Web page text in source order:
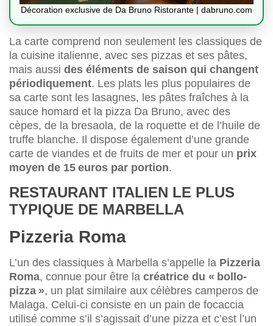
Décoration exclusive de Da Bruno Ristorante | dabruno.com
La carte comprend non seulement les classiques de
la cuisine italienne, avec ses pizzas et ses pâtes,
mais aussi des éléments de saison qui changent
périodiquement. Les plats les plus populaires de
sa carte sont les lasagnes, les pâtes fraîches à la
sauce homard et la pizza Da Bruno, avec des
cèpes, de la bresaola, de la roquette et de l’huile de
truffe blanche. Il dispose également d’une grande
carte de viandes et de fruits de mer et pour un prix
moyen de 15 euros par portion.
RESTAURANT ITALIEN LE PLUS
TYPIQUE DE MARBELLA
Pizzeria Roma
L’un des classiques à Marbella s’appelle la Pizzeria
Roma, connue pour être la créatrice du « bollo-
pizza », un plat similaire aux célèbres camperos de
Malaga. Celui-ci consiste en un pain de focaccia
utilisé comme s’il s’agissait d’une pizza et c’est l’un